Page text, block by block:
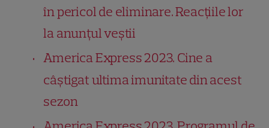
în pericol de eliminare. Reacțiile lor
la anunțul veștii
America Express 2023. Cine a
câștigat ultima imunitate din acest
sezon